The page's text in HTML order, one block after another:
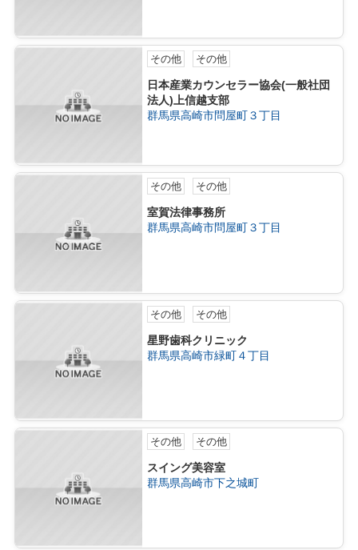
その他 その他
日本産業カウンセラー協会(一般社団
法人)上信越支部
群馬県高崎市問屋町３丁目
その他 その他
室賀法律事務所
群馬県高崎市問屋町３丁目
その他 その他
星野歯科クリニック
群馬県高崎市緑町４丁目
その他 その他
スイング美容室
群馬県高崎市下之城町